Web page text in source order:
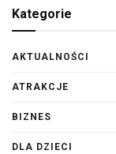
Kategorie
AKTUALNOŚCI
ATRAKCJE
BIZNES
DLA DZIECI